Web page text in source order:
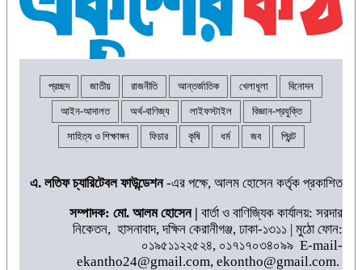
প্রচ্ছদ জাতীয় রাজনীতি আন্তর্জাতিক খেলাধূলা বিনোদন
আইন-আদালত অর্থ-বাণিজ্য লাইফস্টাইল বিজ্ঞান-প্রযুক্তি
সাহিত্য ও শিক্ষাঙ্গন ফিচার কৃষি ধর্ম জব প্রিন্ট
এ. লতিফ চ্যারিটেবল ফাউন্ডেশন-এর পক্ষে, আলম হোসেন কর্তৃক প্রকাশিত
সম্পাদক: মো. আলম হোসেন | বার্তা ও বাণিজ্যিক কার্যালয়: সরদার
নিকেতন, হাসনাবাদ, দক্ষিন কেরানীগঞ্জ, ঢাকা-১৩১১ | মুঠো ফোন:
০১৯৫১১২২৫২৪, ০১৭১৭০৩৪০৯৯ E-mail-
ekantho24@gmail.com, ekontho@gmail.com.